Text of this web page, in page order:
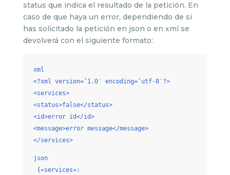
status que indica el resultado de la petición. En
caso de que haya un error, dependiendo de si
has solicitado la petición en json o en xml se
devolverá con el siguiente formato:
xml
<?xml version=’1.0′ encoding=’utf-8′?>
<services>
<status>false</status>
<id>error id</id>
<message>error message</message>
</services>
json
{«services»: